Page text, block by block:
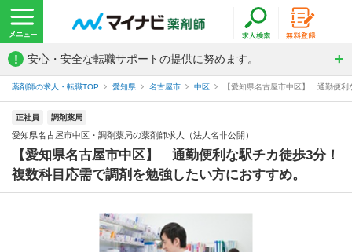
! 安心・安全な転職サポートの提供に努めます。
薬剤師の求人・転職TOP 愛知県 名古屋市 中区 【愛知県名古屋市中区】 通勤便
正社員 調剤薬局
愛知県名古屋市中区・調剤薬局の薬剤師求人（法人名非公開）
【愛知県名古屋市中区】 通勤便利な駅チカ徒歩3分！
複数科目応需で調剤を勉強したい方におすすめ。